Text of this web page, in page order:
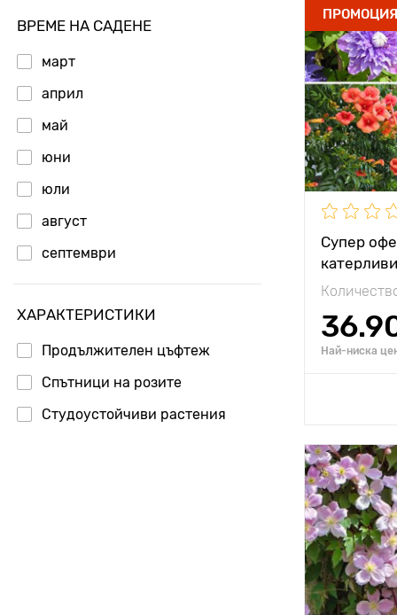
ВРЕМЕ НА САДЕНЕ
март
април
май
юни
юли
август
септември
октомври
ноември
ХАРАКТЕРИСТИКИ
Продължителен цъфтеж
Спътници на розите
Студоустойчиви растения
ПРОМОЦИЯ
Супер
Най-ниска
Специални
Височина
растението
растенията
замръзване
Височина
растението
растенията